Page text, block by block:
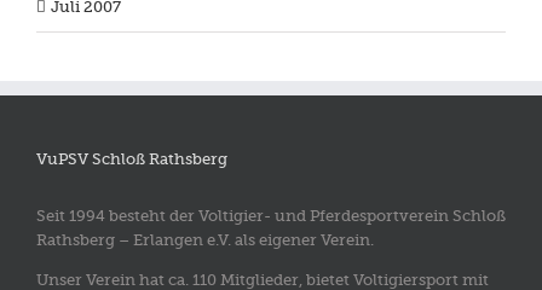
Juli 2007
VuPSV Schloß Rathsberg
Seit 1994 besteht der Voltigier- und Pferdesportverein Schloß
Rathsberg – Erlangen e.V. als eigener Verein.
Unser Verein hat ca. 110 Mitglieder, bietet Voltigiersport mit